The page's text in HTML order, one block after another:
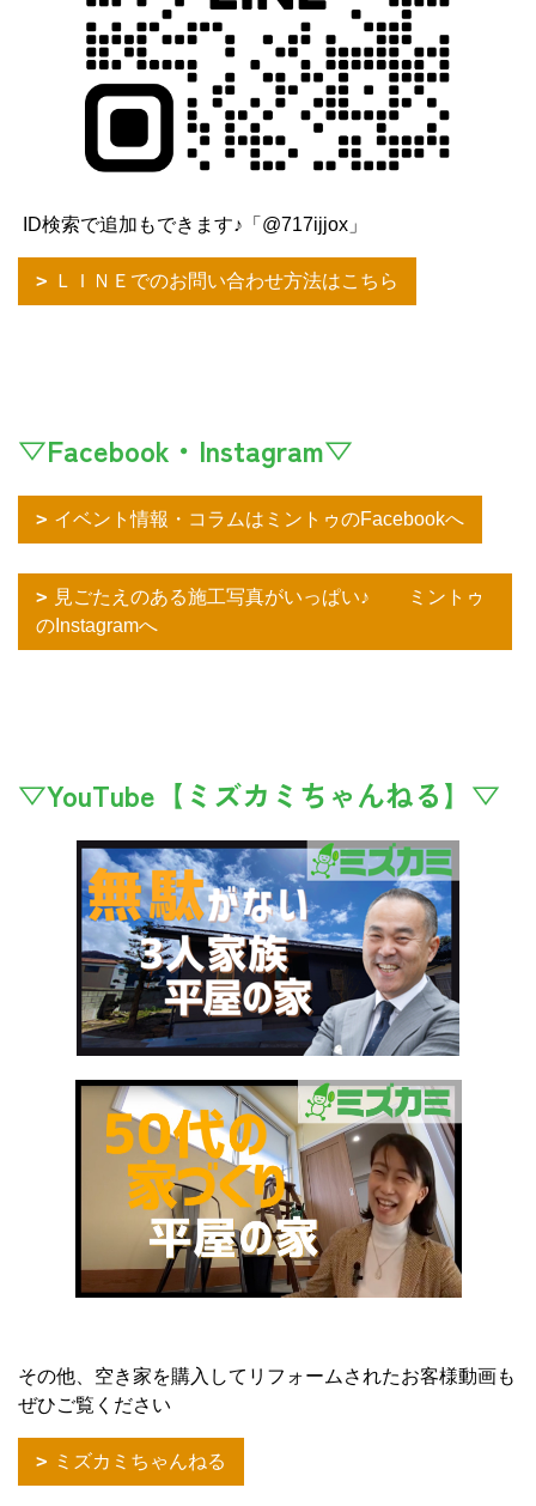
ID検索で追加もできます♪「@717ijjox」
ＬＩＮＥでのお問い合わせ方法はこちら
▽Facebook・Instagram▽
イベント情報・コラムはミントゥのFacebookへ
見ごたえのある施工写真がいっぱい♪ ミントゥ
のInstagramへ
▽YouTube【ミズカミちゃんねる】▽
その他、空き家を購入してリフォームされたお客様動画も
ぜひご覧ください
ミズカミちゃんねる